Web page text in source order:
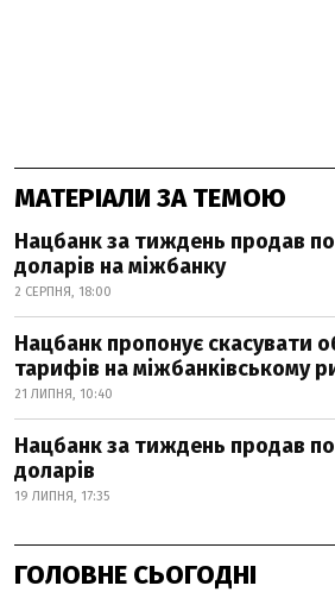
МАТЕРІАЛИ ЗА ТЕМОЮ
Нацбанк за тиждень продав
доларів на міжбанку
2 СЕРПНЯ, 18:00
Нацбанк пропонує скасувати
тарифів на міжбанківському
21 ЛИПНЯ, 10:40
Нацбанк за тиждень продав
доларів
19 ЛИПНЯ, 17:35
ГОЛОВНЕ СЬОГОДНІ